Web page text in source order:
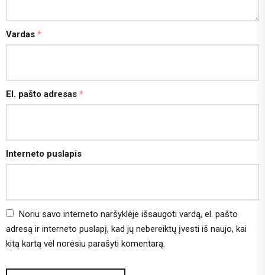
Vardas *
El. pašto adresas *
Interneto puslapis
Noriu savo interneto naršyklėje išsaugoti vardą, el. pašto
adresą ir interneto puslapį, kad jų nebereiktų įvesti iš naujo, kai
kitą kartą vėl norėsiu parašyti komentarą.